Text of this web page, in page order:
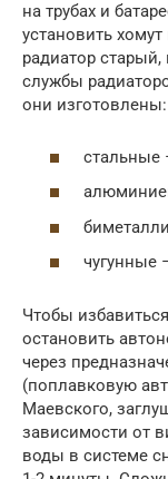
на трубах и
установить
радиатор
службы
они изготовлены:
стальные
чугунные
Чтобы
остановить
через
(поплавковую
Маевского,
зависимости от
воды в системе